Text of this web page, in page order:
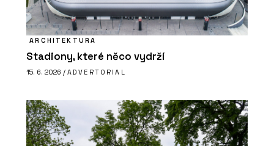
ARCHITEKTURA
Stadiony, které něco vydrží
15. 6. 2026 / ADVERTORIAL